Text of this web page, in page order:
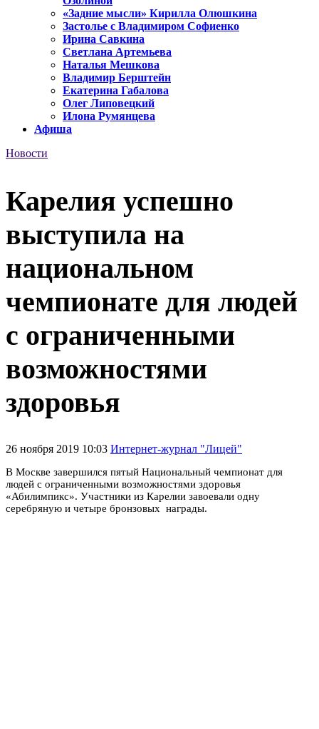
«Задние мысли» Кирилла Олюшкина
Застолье с Владимиром Софиенко
Ирина Савкина
Светлана Артемьева
Наталья Мешкова
Владимир Берштейн
Екатерина Габалова
Олег Липовецкий
Илона Румянцева
Афиша
Новости
Карелия успешно
выступила на
национальном
чемпионате для людей
с ограниченными
возможностями
здоровья
26 ноября 2019 10:03 Интернет-журнал "Лицей"
В Москве завершился пятый Национальный чемпионат для
людей с ограниченными возможностями здоровья
«Абилимпикс». Участники из Карелии завоевали одну
серебряную и четыре бронзовых награды.